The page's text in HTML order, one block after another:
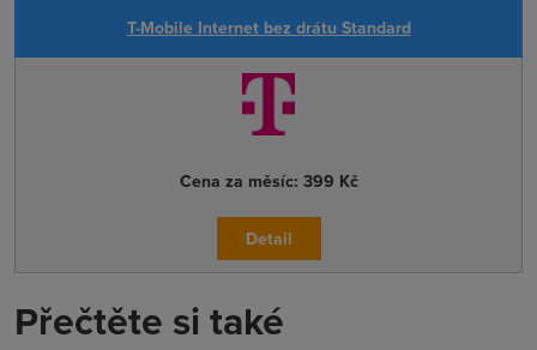
T-Mobile Internet bez drátu Standard
Cena za měsíc: 399 Kč
Detail
Přečtěte si také